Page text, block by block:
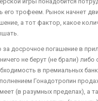
его трофеем. Рынок начнет
а тот фактор, какое
за досрочное погашение в
не берут (не брали) либо
в премиальных
Гонадотропин
(в разумных пределах), а